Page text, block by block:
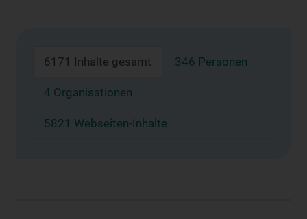
6171 Inhalte gesamt 346 Personen
4 Organisationen
5821 Webseiten-Inhalte